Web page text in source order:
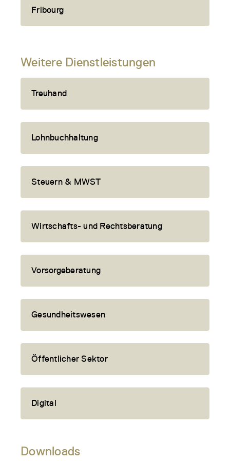
Fribourg
Weitere Dienstleistungen
Treuhand
Lohnbuchhaltung
Steuern & MWST
Wirtschafts- und Rechtsberatung
Vorsorgeberatung
Gesundheitswesen
Öffentlicher Sektor
Digital
Downloads